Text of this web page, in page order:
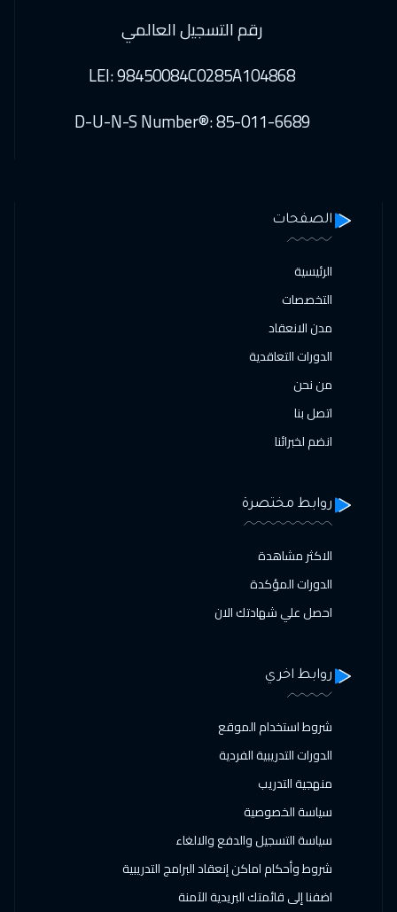
رقم التسجيل العالمي
LEI: 98450084C0285A104868
D-U-N-S Number®: 85-011-6689
الصفحات
الرئيسية
التخصصات
مدن الانعقاد
الدورات التعاقدية
من نحن
اتصل بنا
انضم لخبرائنا
روابط مختصرة
الاكثر مشاهدة
الدورات المؤكدة
احصل علي شهادتك الان
روابط اخري
شروط استخدام الموقع
الدورات التدريبية الفردية
منهجية التدريب
سياسة الخصوصية
سياسة التسجيل والدفع والالغاء
شروط وأحكام اماكن إنعقاد البرامج التدريبية
اضفنا إلى قائمتك البريدية الآمنة